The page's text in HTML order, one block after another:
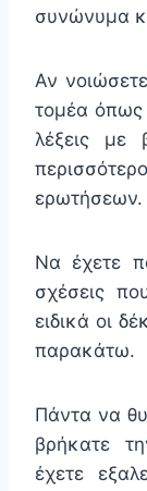
συνώνυμα
Αν
τομέα
λέξεις με
ερωτήσεων.
Να έχετε
σχέσεις
ειδικά οι
παρακάτω.
Πάντα να
βρήκατε
έχετε